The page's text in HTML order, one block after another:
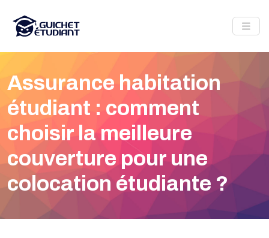
Assurance habitation
étudiant : comment
choisir la meilleure
couverture pour une
colocation étudiante ?